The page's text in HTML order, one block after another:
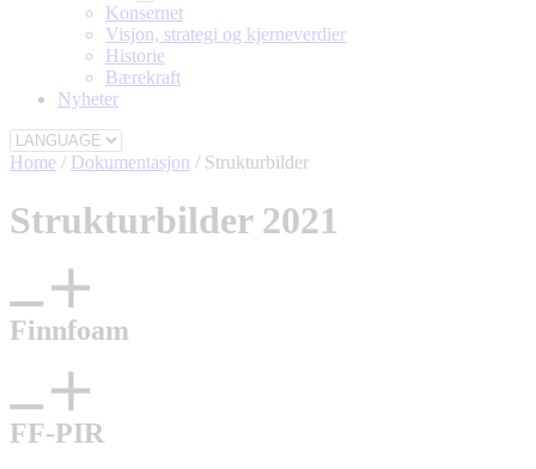
Konsernet
Visjon, strategi og kjerneverdier
Historie
Bærekraft
Nyheter
Home / Dokumentasjon / Strukturbilder
Strukturbilder 2021
Finnfoam
FF-PIR